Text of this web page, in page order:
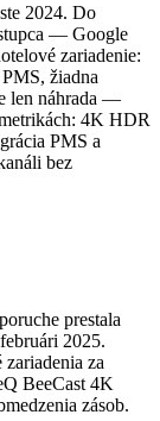
2024. Do
— Google
zariadenie:
žiadna
len náhrada —
4K HDR
PMS a
bez
prestala
2025.
za
BeeCast 4K
zásob.